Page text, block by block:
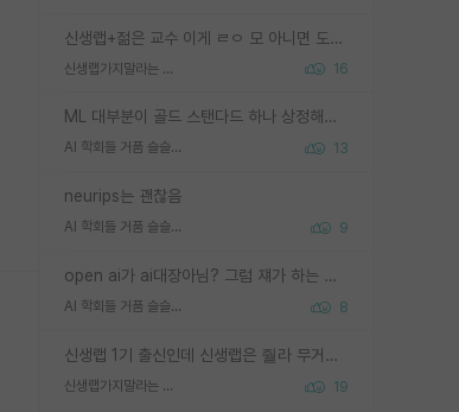
신생랩+젊은 교수 이게 ㄹㅇ 모 아니면 도인듯.
신생랩가지말라는 이유가 있었구나 16
ML 대부분이 골드 스탠다드 하나 상정해놓고 (벤치마크 데이터셋이 여러 개면 여러 개 상정) 그거 얼마나 잘 맞추나 싸움임 가끔 번뜩이는 설계 철학을 보여주는 논문들도 있지만 대부분 그거 성적 얼마나 더 올리느라에 혈안이 되어 있는 측면이 잇음
AI 학회들 거품 슬슬 지적이 나오네요 13
neurips는 괜찮음
AI 학회들 거품 슬슬 지적이 나오네요 9
open ai가 ai대장아님? 그럼 쟤가 하는 말이 다 맞겠네
AI 학회들 거품 슬슬 지적이 나오네요 8
신생랩 1기 출신인데 신생랩은 줠라 무거운 바벨 같은거임. 들면 대박인데 못들면 깔려 죽음. 아무도 알려주지 않는 환경에서 자생해야하지만, 일단 살아남았다면 그 어떤 사람보다 악착같고 생존력 높은 사람으로 거듭날 수 있음
신생랩가지말라는 이유가 있었구나 19